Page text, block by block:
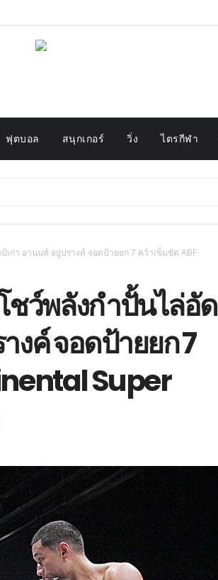
ฟุตบอล สนุกเกอร์ วิ่ง ไตรกีฬา
ก่า อานนท์ อยู่ปรางค์ จอดป้ายยก 7 คว้าเข็มขัด ABF
ชว์พลังกำปั้นไล่อัด
งค์ จอดป้ายยก 7
Super